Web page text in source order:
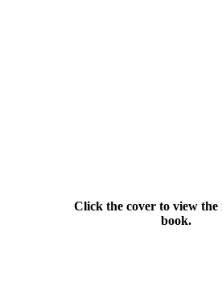
Click the cover to view the
book.